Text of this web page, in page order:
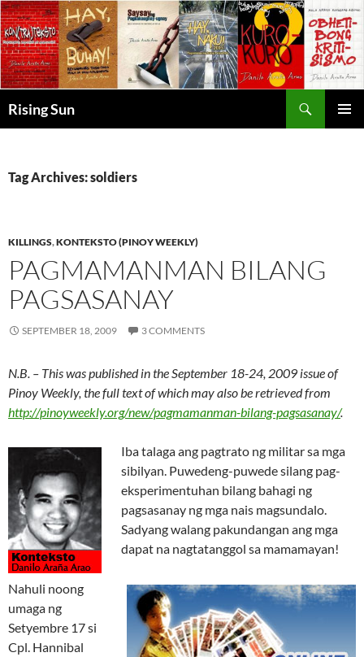
Skip
to
content
Rising Sun
Tag Archives: soldiers
KILLINGS,KONTEKSTO (PINOY WEEKLY)
PAGMAMANMAN BILANG
PAGSASANAY
SEPTEMBER 18, 2009 3 COMMENTS
N.B. – This was published in the September 18-24, 2009 issue of
Pinoy Weekly, the full text of which may also be retrieved from
http://pinoyweekly.org/new/pagmamanman-bilang-pagsasanay/.
Iba talaga ang pagtrato ng militar sa mga
sibilyan. Puwedeng-puwede silang pag-
eksperimentuhan bilang bahagi ng
pagsasanay ng mga nais magsundalo.
Sadyang walang pakundangan ang mga
dapat na nagtatanggol sa mamamayan!
Nahuli noong
umaga ng
Setyembre 17 si
Cpl. Hannibal